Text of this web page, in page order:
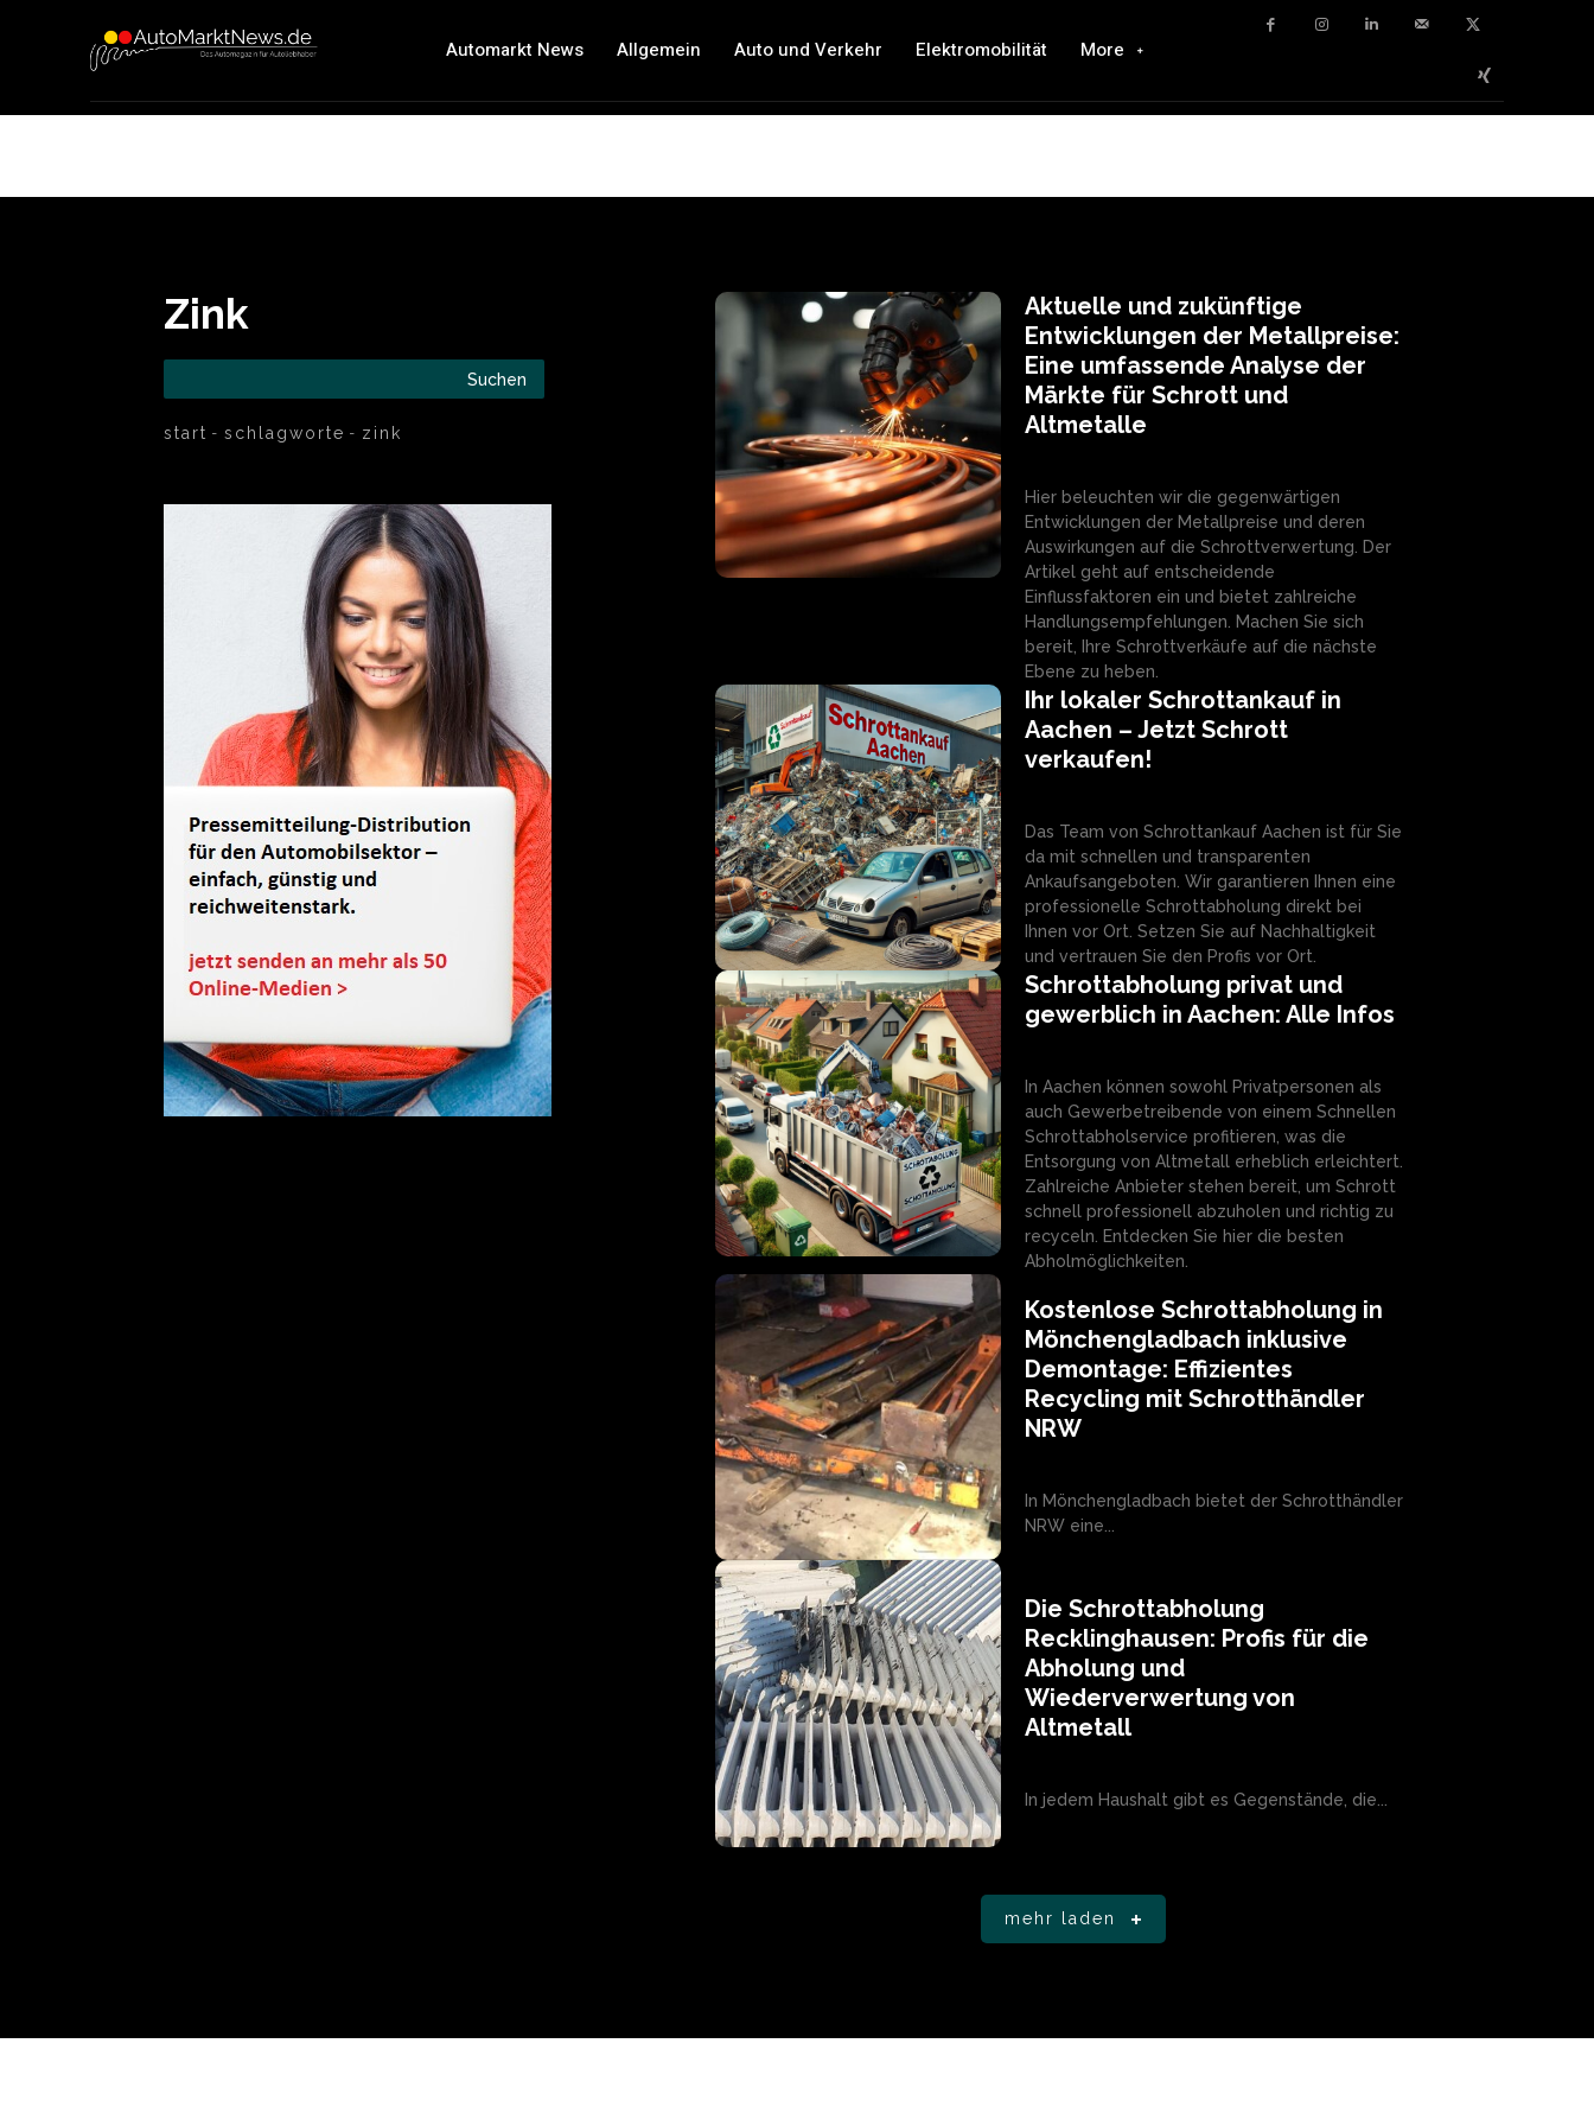
Automarkt News Allgemein Auto und Verkehr Elektromobilität More
Zink
Suchen
start schlagworte zink
Aktuelle und zukünftige
Entwicklungen der Metallpreise:
Eine umfassende Analyse der
Märkte für Schrott und
Altmetalle
Hier beleuchten wir die gegenwärtigen
Entwicklungen der Metallpreise und deren
Auswirkungen auf die Schrottverwertung. Der
Artikel geht auf entscheidende
Einflussfaktoren ein und bietet zahlreiche
Handlungsempfehlungen. Machen Sie sich
bereit, Ihre Schrottverkäufe auf die nächste
Ebene zu heben.
Ihr lokaler Schrottankauf in
Aachen – Jetzt Schrott
verkaufen!
Das Team von Schrottankauf Aachen ist für Sie
da mit schnellen und transparenten
Ankaufsangeboten. Wir garantieren Ihnen eine
professionelle Schrottabholung direkt bei
Ihnen vor Ort. Setzen Sie auf Nachhaltigkeit
und vertrauen Sie den Profis vor Ort.
Schrottabholung privat und
gewerblich in Aachen: Alle Infos
In Aachen können sowohl Privatpersonen als
auch Gewerbetreibende von einem Schnellen
Schrottabholservice profitieren, was die
Entsorgung von Altmetall erheblich erleichtert.
Zahlreiche Anbieter stehen bereit, um Schrott
schnell professionell abzuholen und richtig zu
recyceln. Entdecken Sie hier die besten
Abholmöglichkeiten.
Kostenlose Schrottabholung in
Mönchengladbach inklusive
Demontage: Effizientes
Recycling mit Schrotthändler
NRW
In Mönchengladbach bietet der Schrotthändler
NRW eine...
Die Schrottabholung
Recklinghausen: Profis für die
Abholung und
Wiederverwertung von
Altmetall
In jedem Haushalt gibt es Gegenstände, die...
mehr laden